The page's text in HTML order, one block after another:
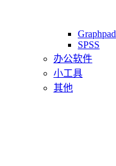
Graphpad
SPSS
办公软件
小工具
其他